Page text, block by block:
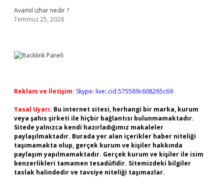
Avamil izhar nedir ?
Temmuz 25, 2026
Reklam ve İletişim: Skype: live:.cid.575569c608265c69
Yasal Uyarı: Bu internet sitesi, herhangi bir marka, kurum
veya şahıs şirketi ile hiçbir bağlantısı bulunmamaktadır.
Sitede yalnızca kendi hazırladığımız makaleler
paylaşılmaktadır. Burada yer alan içerikler haber niteliği
taşımamakta olup, gerçek kurum ve kişiler hakkında
paylaşım yapılmamaktadır. Gerçek kurum ve kişiler ile isim
benzerlikleri tamamen tesadüfidir. Sitemizdeki bilgiler
taslak halindedir ve tavsiye niteliği taşımazlar.